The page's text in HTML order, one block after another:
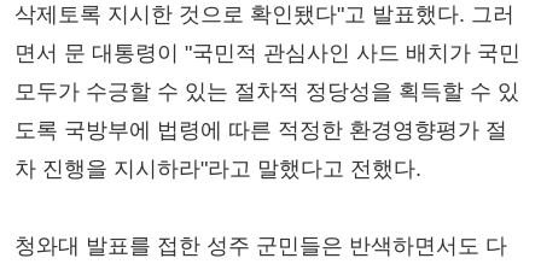
삭제토록 지시한 것으로 확인됐다"고 발표했다. 그러
면서 문 대통령이 "국민적 관심사인 사드 배치가 국민
모두가 수긍할 수 있는 절차적 정당성을 획득할 수 있
도록 국방부에 법령에 따른 적정한 환경영향평가 절
차 진행을 지시하라"라고 말했다고 전했다.
청와대 발표를 접한 성주 군민들은 반색하면서도 다